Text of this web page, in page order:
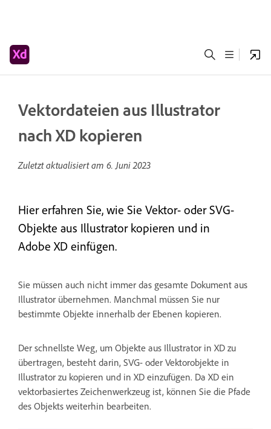
Vektordateien aus Illustrator
nach XD kopieren
Zuletzt aktualisiert am 6. Juni 2023
Hier erfahren Sie, wie Sie Vektor- oder SVG-
Objekte aus Illustrator kopieren und in
Adobe XD einfügen.
Sie müssen auch nicht immer das gesamte Dokument aus
Illustrator übernehmen. Manchmal müssen Sie nur
bestimmte Objekte innerhalb der Ebenen kopieren.
Der schnellste Weg, um Objekte aus Illustrator in XD zu
übertragen, besteht darin, SVG- oder Vektorobjekte in
Illustrator zu kopieren und in XD einzufügen. Da XD ein
vektorbasiertes Zeichenwerkzeug ist, können Sie die Pfade
des Objekts weiterhin bearbeiten.